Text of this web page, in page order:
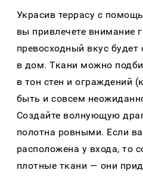
Украсив террасу с
вы привлечете внимание
превосходный вкус
в дом. Ткани можно
в тон стен и ограждений
быть и совсем
Создайте волнующую
полотна ровными. Если
расположена у входа, то
плотные ткани — они